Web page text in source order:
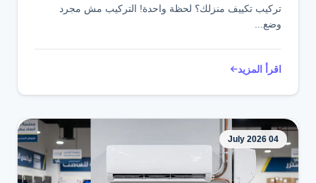
تركيب تكييف منزلك؟ لحظة واحدة! التركيب مش مجرد
وضع...
اقرأ المزيد
04 July 2026